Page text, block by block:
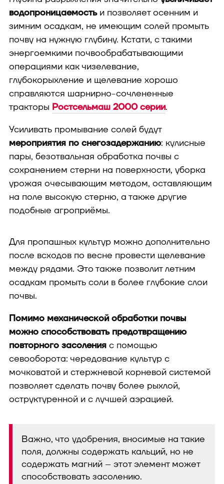
водопроницаемостьи позволяет осенним и
зимним осадкам, не имеющим солей промыть
почву на нужную глубину. Кстати, с такими
энергоемкими почвообрабатывающими
операциями как чизелевание,
глубокорыхление и щелевание хорошо
справляются шарнирно-сочлененные
тракторы Ростсельмаш 2000 серии.
Усиливать промывание солей будут
мероприятия по снегозадержанию: кулисные
пары, безотвальная обработка почвы с
сохранением стерни на поверхности, уборка
урожая очесывающим методом, оставляющим
на поле высокую стерню, а также другие
подобные агроприёмы.
Для пропашных культур можно дополнительно
после всходов по весне провести щелевание
между рядами. Это также позволит летним
осадкам промыть соли в более глубокие слои
почвы.
Помимо механической обработки почвы
можно способствовать предотвращению
повторного засоления с помощью
севооборота: чередование культур с
мочковатой и стержневой корневой системой
позволяет сделать почву более рыхлой,
оструктуренной и с лучшей аэрацией.
Важно, что удобрения, вносимые на такие
поля, должны содержать кальций, но не
содержать магний – этот элемент может
способствовать засолению.